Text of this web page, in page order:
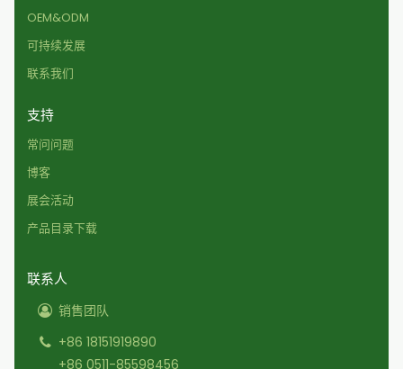
OEM&ODM
可持续发展
联系我们
支持
常问问题
博客
展会活动
产品目录下载
联系人
销售团队
+86 18151919890
+86 0511-85598456